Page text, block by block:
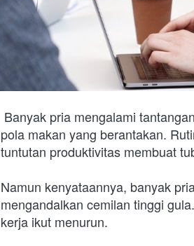
Banyak pria mengalami
pola makan yang berantakan.
tuntutan produktivitas membuat
Namun kenyataannya, banyak
mengandalkan cemilan tinggi
kerja ikut menurun.